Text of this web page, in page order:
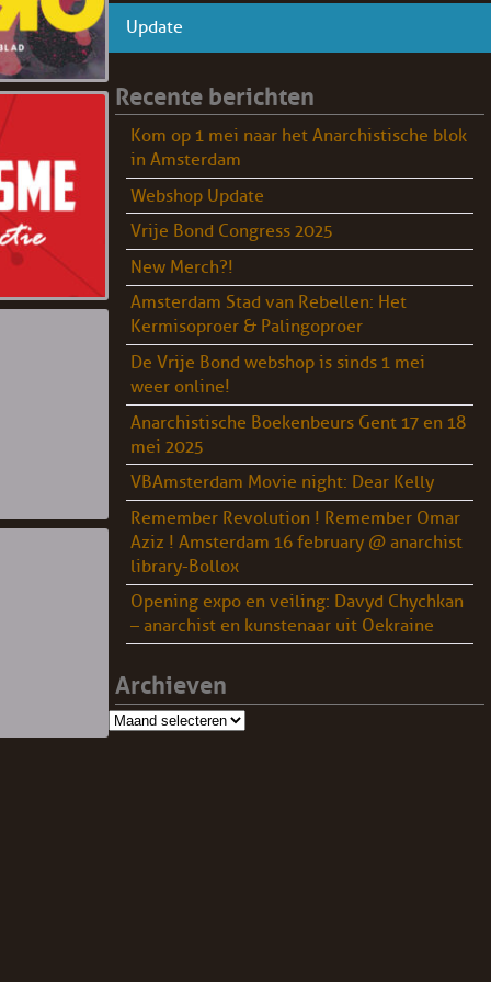
Update
Recente berichten
Kom op 1 mei naar het Anarchistische blok
in Amsterdam
Webshop Update
Vrije Bond Congress 2025
New Merch?!
Amsterdam Stad van Rebellen: Het
Kermisoproer & Palingoproer
De Vrije Bond webshop is sinds 1 mei
weer online!
Anarchistische Boekenbeurs Gent 17 en 18
mei 2025
VBAmsterdam Movie night: Dear Kelly
Remember Revolution ! Remember Omar
Aziz ! Amsterdam 16 february @ anarchist
library-Bollox
Opening expo en veiling: Davyd Chychkan
– anarchist en kunstenaar uit Oekraine
Archieven
Archieven